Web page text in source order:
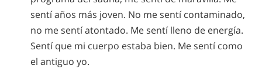
sentí años más joven. No me sentí contaminado,
no me sentí atontado. Me sentí lleno de energía.
Sentí que mi cuerpo estaba bien. Me sentí como
el antiguo yo.